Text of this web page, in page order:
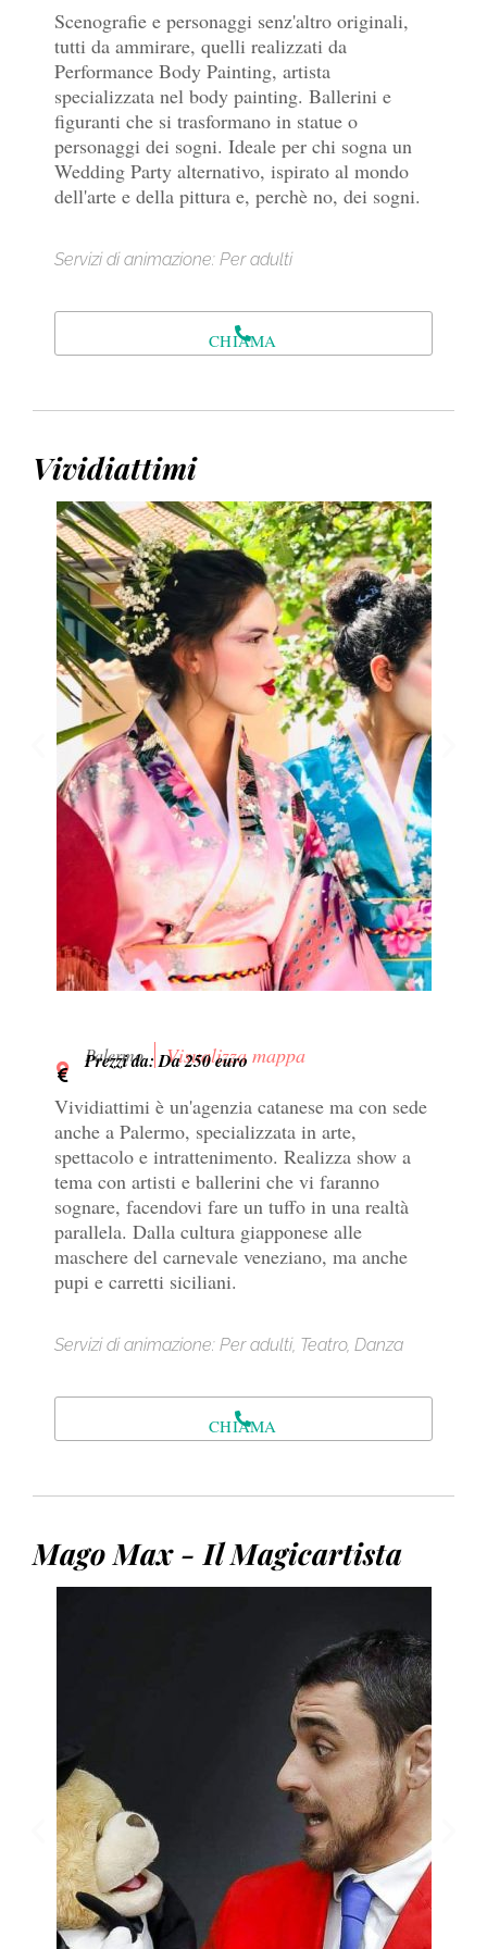
Scenografie e personaggi senz'altro originali,
tutti da ammirare, quelli realizzati da
Performance Body Painting, artista
specializzata nel body painting. Ballerini e
figuranti che si trasformano in statue o
personaggi dei sogni. Ideale per chi sogna un
Wedding Party alternativo, ispirato al mondo
dell'arte e della pittura e, perchè no, dei sogni.
Servizi di animazione: Per adulti
CHIAMA
Vividiattimi
Palermo Visualizza mappa
Prezzi da: Da 250 euro
Vividiattimi è un'agenzia catanese ma con sede
anche a Palermo, specializzata in arte,
spettacolo e intrattenimento. Realizza show a
tema con artisti e ballerini che vi faranno
sognare, facendovi fare un tuffo in una realtà
parallela. Dalla cultura giapponese alle
maschere del carnevale veneziano, ma anche
pupi e carretti siciliani.
Servizi di animazione: Per adulti, Teatro, Danza
CHIAMA
Mago Max - Il Magicartista